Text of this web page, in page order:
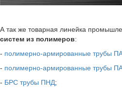
А так же товарная линейка
систем из полимеров:
- полимерно-армированные трубы
- полимерно-армированные трубы
- БРС трубы ПНД;